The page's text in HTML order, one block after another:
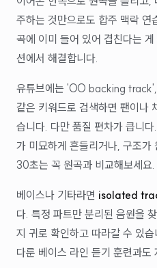
주하는 것만으로도 합주 맥락
곡에 이미 들어 있어 겹친다는
션에서 해결합니다.
유튜브에는 'OO backing
같은 키워드로 검색하면 팬이나
습니다. 다만 품질 편차가 큽니
가 미묘하게 흔들리거나, 구조가
30초는 꼭 원곡과 비교해보세요.
베이스나 기타라면 isolated
다. 특정 파트만 분리된 음원을
지 귀로 확인하고 따라갈 수 있습
다룬 베이스 라인 듣기 훈련과도